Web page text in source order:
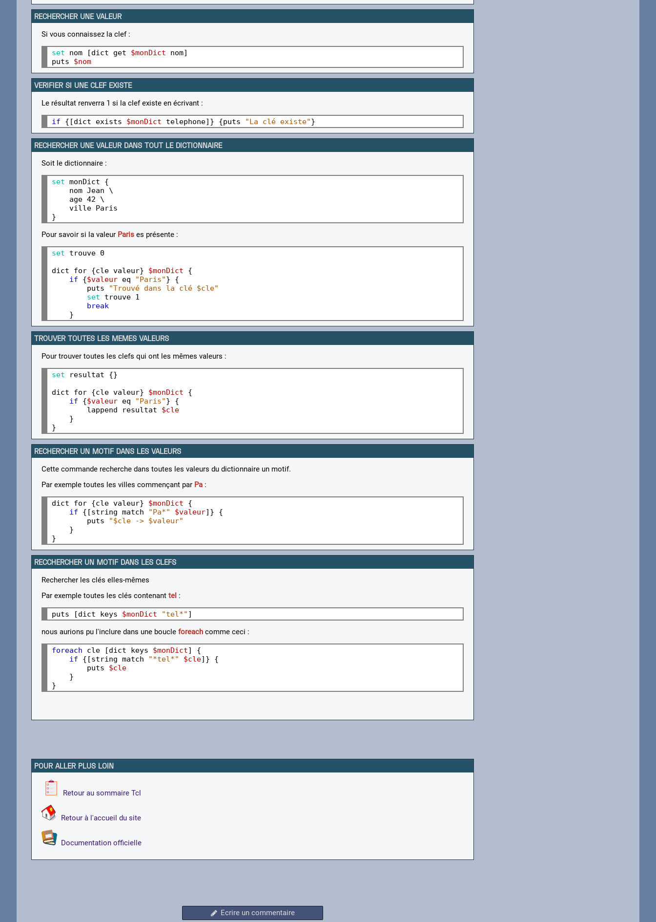
RECHERCHER UNE VALEUR
Si vous connaissez la clef :
set nom [dict get $monDict nom]
puts $nom
VERIFIER SI UNE CLEF EXISTE
Le résultat renverra 1 si la clef existe en écrivant :
if {[dict exists $monDict telephone]} {puts "La clé existe"
RECHERCHER UNE VALEUR DANS TOUT LE DICTIONNAIRE
Soit le dictionnaire :
set monDict {
    nom Jean \
    age 42 \
    ville Paris
Pour savoir si la valeur Parises présente :
set trouve 0
dict for {cle valeur} $monDict {
if {$valeur eq "Paris"} {
        puts
"Trouvé dans la clé $cle"
set trouve 1
break
TROUVER TOUTES LES MEMES VALEURS
Pour trouver toutes les clefs qui ont les mêmes valeurs :
set
resultat {}
dict for {cle valeur} $monDict {
if {$valeur eq "Paris"} {
        lappend resultat
$cle
    }
RECHERCHER UN MOTIF DANS LES VALEURS
Cette commande recherche dans toutes les valeurs du dictionnaire un motif.
Par exemple toutes les villes commençant par Pa:
dict for {cle valeur} $monDict {
if {[string match "Pa*" $valeur]} {
        puts
"$cle -> $valeur"
    }
RECCHERCHER UN MOTIF DANS LES CLEFS
Rechercher les clés elles-mêmes
Par exemple toutes les clés contenant tel :
puts [dict keys $monDict "tel*"
nous aurions pu l'inclure dans une boucle foreachcomme ceci :
foreach cle [dict keys $monDict] {
if {[string match "*tel*" $cle]} {
        puts
$cle
    }
POUR ALLER PLUS LOIN
Retour au sommaire Tcl
Retour à l'accueil du site
Documentation officielle
Ecrire un commentaire